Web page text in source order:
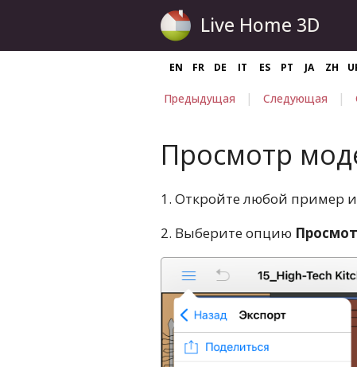
Live Home 3D
EN FR DE IT ES PT JA ZH
Предыдущая | Следующая |
Просмотр
1. Откройте любой пример
2. Выберите опцию